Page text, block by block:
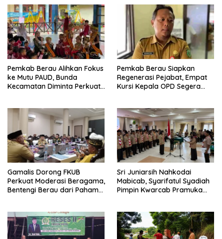
Pemkab Berau Alihkan Fokus
ke Mutu PAUD, Bunda
Kecamatan Diminta Perkuat
Pemkab Berau Siapkan
Regenerasi Pejabat, Empat
Kursi Kepala OPD Segera
Gamalis Dorong FKUB
Perkuat Moderasi Beragama,
Bentengi Berau dari Paham
Sri Juniarsih Nahkodai
Mabicab, Syarifatul Syadiah
Pimpin Kwarcab Pramuka